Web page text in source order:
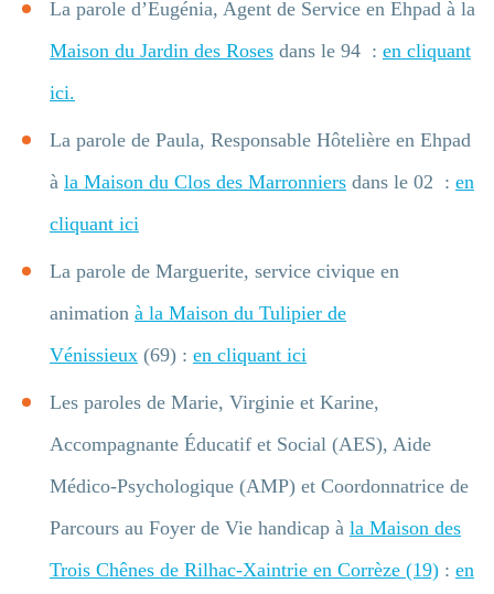
La parole d’Eugénia, Agent de Service en Ehpad à la
Maison du Jardin des Roses dans le 94 : en cliquant
ici.
La parole de Paula, Responsable Hôtelière en Ehpad
à la Maison du Clos des Marronniers dans le 02 : en
cliquant ici
La parole de Marguerite, service civique en
animation à la Maison du Tulipier de
Vénissieux (69) : en cliquant ici
Les paroles de Marie, Virginie et Karine,
Accompagnante Éducatif et Social (AES), Aide
Médico-Psychologique (AMP) et Coordonnatrice de
Parcours au Foyer de Vie handicap à la Maison des
Trois Chênes de Rilhac-Xaintrie en Corrèze (19) : en